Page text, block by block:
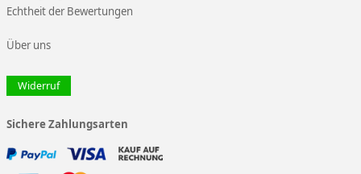
Echtheit der Bewertungen
Über uns
Widerruf
Sichere Zahlungsarten